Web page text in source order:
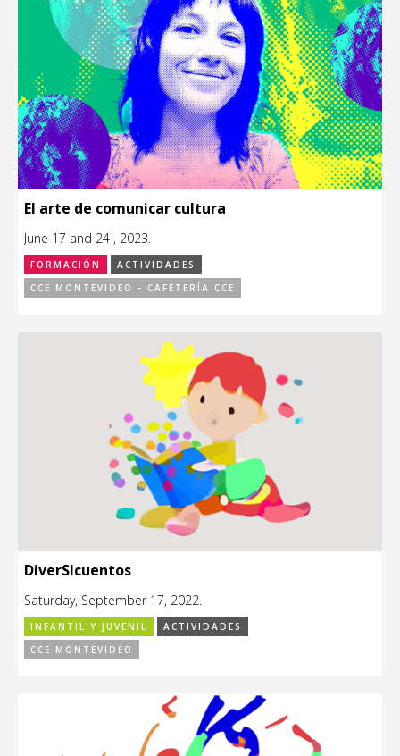
El arte de comunicar cultura
June 17 and 24 , 2023.
FORMACIÓN
ACTIVIDADES
CCE MONTEVIDEO - CAFETERÍA CCE
DiverSIcuentos
Saturday, September 17, 2022.
INFANTIL Y JUVENIL
ACTIVIDADES
CCE MONTEVIDEO